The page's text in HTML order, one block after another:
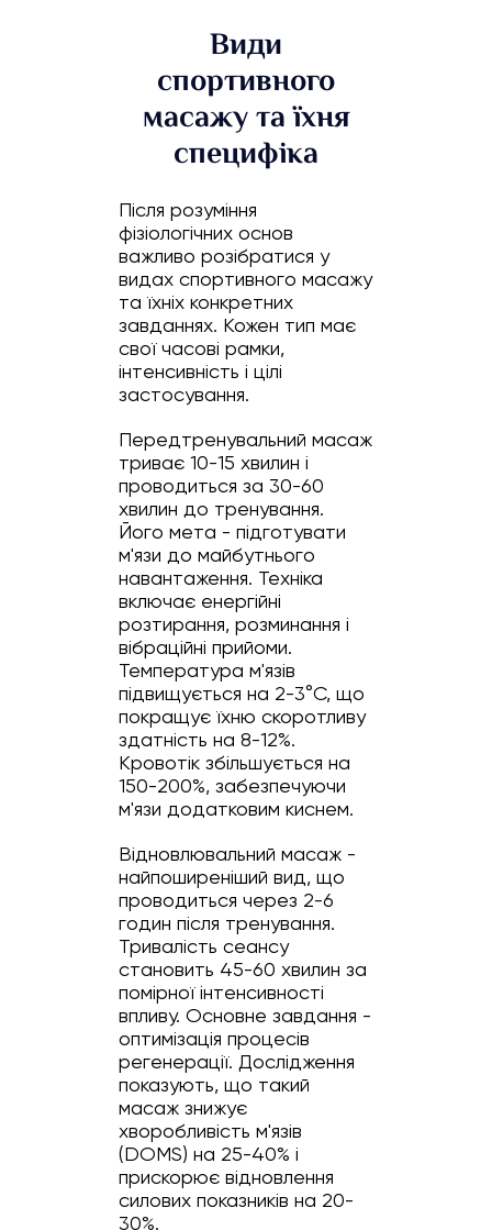
Види
спортивного
масажу та їхня
специфіка
Після розуміння
фізіологічних основ
важливо розібратися у
видах спортивного масажу
та їхніх конкретних
завданнях. Кожен тип має
свої часові рамки,
інтенсивність і цілі
застосування.
Передтренувальний масаж
триває 10-15 хвилин і
проводиться за 30-60
хвилин до тренування.
Його мета - підготувати
м'язи до майбутнього
навантаження. Техніка
включає енергійні
розтирання, розминання і
вібраційні прийоми.
Температура м'язів
підвищується на 2-3°C, що
покращує їхню скоротливу
здатність на 8-12%.
Кровотік збільшується на
150-200%, забезпечуючи
м'язи додатковим киснем.
Відновлювальний масаж -
найпоширеніший вид, що
проводиться через 2-6
годин після тренування.
Тривалість сеансу
становить 45-60 хвилин за
помірної інтенсивності
впливу. Основне завдання -
оптимізація процесів
регенерації. Дослідження
показують, що такий
масаж знижує
хворобливість м'язів
(DOMS) на 25-40% і
прискорює відновлення
силових показників на 20-
30%.